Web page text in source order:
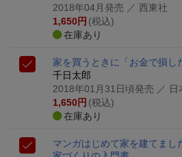
2018年04月発売 ／ 西東社
1,650円 (税込)
在庫あり
家を買うときに「お金で損し
千日太郎
2018年01月31日頃発売 ／ 日
1,650円 (税込)
在庫あり
マンガはじめて家を建てまし